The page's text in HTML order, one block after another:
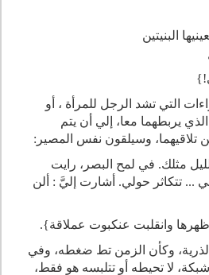
البنيتين
التي تشد الرجل للمرأة ، أو
يربطهما معا، إلي أن يتم
تلاقيهما، وسيلقون نفس المصير:
مثلك. في لمح البصر، رايت
... تتكاثر حولي. أشارت إليَّ : ألن
وانقلبت عنكبوت عملاقة}.
وكأن الزمن تط ضغطه، وفي
لا تحيطه أو تتلبسه هو فقط،